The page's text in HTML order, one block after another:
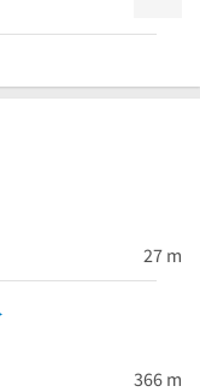
27 m
366 m